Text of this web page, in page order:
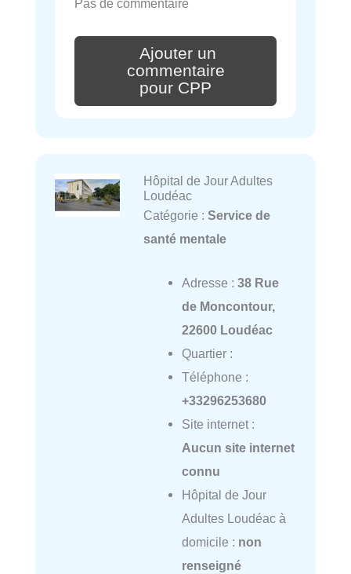
Pas de commentaire
Ajouter un
commentaire
pour CPP
Hôpital de Jour Adultes
Loudéac
Catégorie : Service de
santé mentale
Adresse : 38 Rue
de Moncontour,
22600 Loudéac
Quartier :
Téléphone :
+33296253680
Site internet :
Aucun site internet
connu
Hôpital de Jour
Adultes Loudéac à
domicile : non
renseigné